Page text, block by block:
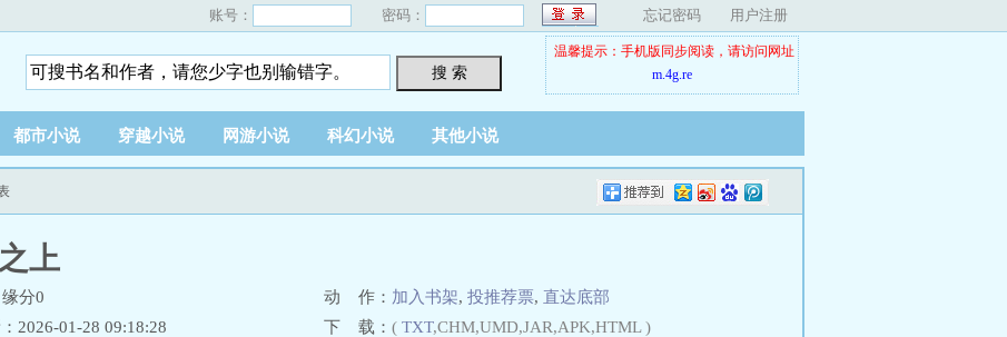
账号： 密码： 忘记密码 用户注册
搜 索
温馨提示：手机版同步阅读，请访问网址
m.4g.re
都市小说 穿越小说 网游小说 科幻小说 其他小说
上
分0 动 作： 加入书架, 投推荐票, 直达底部
2026-01-28 09:18:28
下 载： ( TXT,CHM,UMD,JAR,APK,HTML )